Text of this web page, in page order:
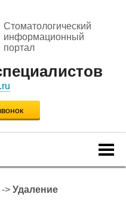
Стоматологический
информационный
портал
-> Удаление